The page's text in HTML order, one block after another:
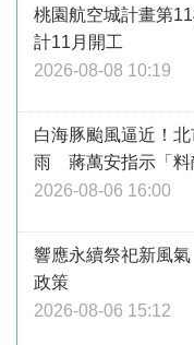
桃園航空城計畫第
計11月開工
2026-08-08 10:19
白海豚颱風逼近！
雨 蔣萬安指示「料
2026-08-06 16:00
響應永續祭祀新風
政策
2026-08-06 15:12